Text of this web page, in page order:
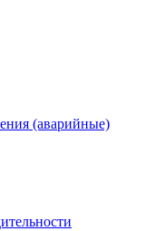
(аварийные)